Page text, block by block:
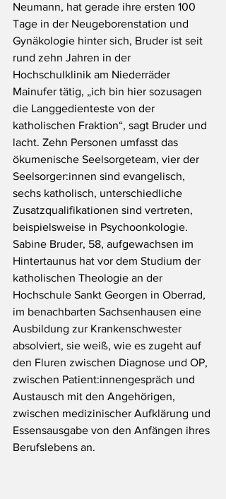
Neumann, hat gerade ihre ersten 100
Tage in der Neugeborenstation und
Gynäkologie hinter sich, Bruder ist seit
rund zehn Jahren in der
Hochschulklinik am Niederräder
Mainufer tätig, „ich bin hier sozusagen
die Langgedienteste von der
katholischen Fraktion“, sagt Bruder und
lacht. Zehn Personen umfasst das
ökumenische Seelsorgeteam, vier der
Seelsorger:innen sind evangelisch,
sechs katholisch, unterschiedliche
Zusatzqualifikationen sind vertreten,
beispielsweise in Psychoonkologie.
Sabine Bruder, 58, aufgewachsen im
Hintertaunus hat vor dem Studium der
katholischen Theologie an der
Hochschule Sankt Georgen in Oberrad,
im benachbarten Sachsenhausen eine
Ausbildung zur Krankenschwester
absolviert, sie weiß, wie es zugeht auf
den Fluren zwischen Diagnose und OP,
zwischen Patient:innengespräch und
Austausch mit den Angehörigen,
zwischen medizinischer Aufklärung und
Essensausgabe von den Anfängen ihres
Berufslebens an.